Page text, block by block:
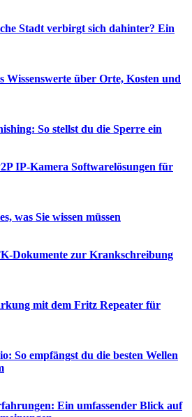
Stadt verbirgt sich dahinter? Ein
Wissenswerte über Orte, Kosten und
So stellst du die Sperre ein
IP-Kamera Softwarelösungen für
was Sie wissen müssen
Dokumente zur Krankschreibung
mit dem Fritz Repeater für
So empfängst du die besten Wellen
Ein umfassender Blick auf